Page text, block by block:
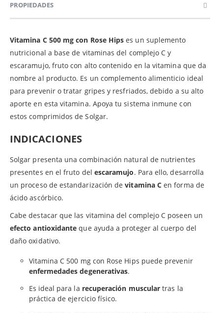
PROPIEDADES
Vitamina C 500 mg con Rose Hipses un suplemento
nutricional a base de vitaminas del complejo C y
escaramujo, fruto con alto contenido en la vitamina que da
nombre al producto. Es un complemento alimenticio ideal
para prevenir o tratar gripes y resfriados, debido a su alto
aporte en esta vitamina. Apoya tu sistema inmune con
estos comprimidos de Solgar.
INDICACIONES
Solgar presenta una combinación natural de nutrientes
presentes en el fruto del escaramujo. Para ello, desarrolla
un proceso de estandarización devitamina C en forma de
ácido ascórbico.
Cabe destacar que las vitamina del complejo C poseen un
efecto antioxidante que ayuda a proteger al cuerpo del
daño oxidativo.
Vitamina C 500 mg con Rose Hips puede prevenir
enfermedades degenerativas.
Es ideal para la recuperación muscular tras la
práctica de ejercicio físico.